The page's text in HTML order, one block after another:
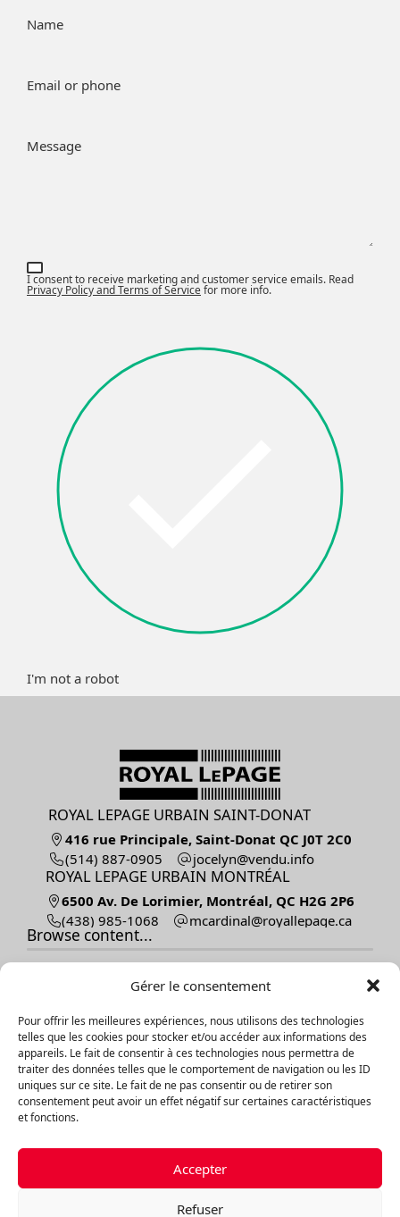
Gérer le consentement
Pour offrir les meilleures expériences, nous utilisons des technologies
telles que les cookies pour stocker et/ou accéder aux informations des
appareils. Le fait de consentir à ces technologies nous permettra de
traiter des données telles que le comportement de navigation ou les ID
uniques sur ce site. Le fait de ne pas consentir ou de retirer son
consentement peut avoir un effet négatif sur certaines caractéristiques
et fonctions.
Accepter
Refuser
Name
Email or phone
Message
I consent to receive marketing and customer service emails. Read
Privacy Policy and Terms of Servicefor more info.
I'm not a robot
ROYAL LEPAGE URBAIN SAINT-DONAT
416 rue Principale, Saint-Donat QC J0T 2C0
(514) 887-0905
ofni.udnev@nylecoj
ROYAL LEPAGE URBAIN MONTRÉAL
6500 Av. De Lorimier, Montréal, QC H2G 2P6
(438) 985-1068
ac.egapellayor@lanidracm
Browse content...
Home
Our listings
About
Testimonials
Contact
Blog
Explore listings